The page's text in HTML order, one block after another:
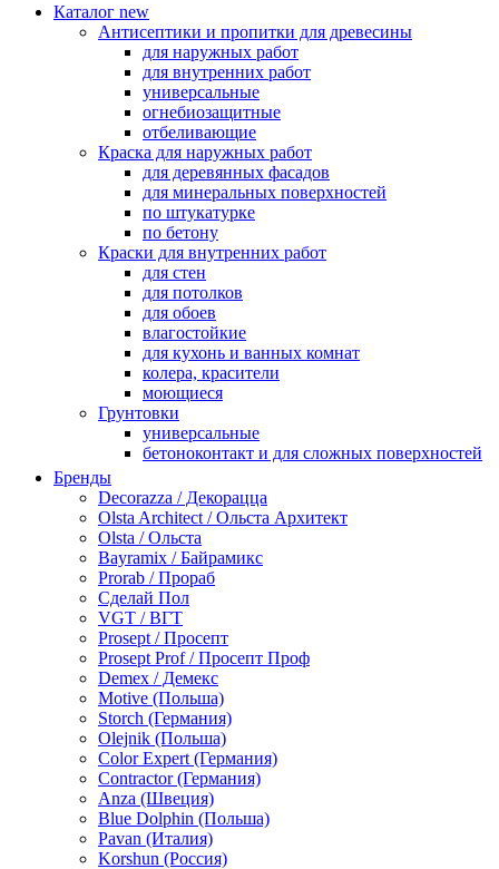
Каталог new
Антисептики и пропитки для древесины
для наружных работ
для внутренних работ
универсальные
огнебиозащитные
отбеливающие
Краска для наружных работ
для деревянных фасадов
для минеральных поверхностей
по штукатурке
по бетону
Краски для внутренних работ
для стен
для потолков
для обоев
влагостойкие
для кухонь и ванных комнат
колера, красители
моющиеся
Грунтовки
универсальные
бетоноконтакт и для сложных поверхностей
по металлу
антикорозийные
под декоративные штукатурки
для гипсокартона
под штукатурку
Герметик
акриловые
силиконовые универсальные, нейтральные
силиконовые санитарные (антигрибковые)
шовные для срубов
для кровли
для каминов
полиуретановые
Декоративные штукатурки и краски
краски для декора, патина
мокрый шелк
венецианские (эффект мрамора)
песок (эффект песчаных вихрей)
декоративная шпаклевка
Бренды
Decorazza / Декорацца
Olsta Architect / Ольста Архитект
Olsta / Ольста
Bayramix / Байрамикс
Prorab / Прораб
Сделай Пол
VGT / ВГТ
Prosept / Просепт
Prosept Prof / Просепт Проф
Demex / Демекс
Motive (Польша)
Storch (Германия)
Olejnik (Польша)
Color Expert (Германия)
Contractor (Германия)
Anza (Швеция)
Blue Dolphin (Польша)
Pavan (Италия)
Korshun (Россия)